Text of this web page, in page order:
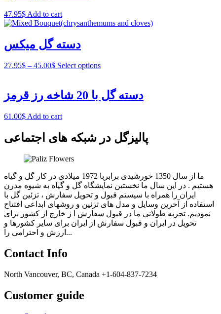
47.95$ Add to cart
دسته گل میکس
27.95$ – 45.00$ Select options
دسته گل با 20 شاخه رز قرمز
61.00$ Add to cart
پالیزگل در شبکه های اجتماعی
ما از سال 1350 خورشیدی برابربا 1972 میلادی در کار گل و گیاه
هستیم . در این سال ما نخستین نمایشگاه گل و گیاه به شیوه مدرن
ایران را همراه با سیستم قبول و تحویل سفارش ، تزئین گل با
استفاده از آخرین وسایل و مدل های تزئین و روشهای ابداعی افتتاح
نمودیم. تجربه طولانی ما در قبول سفارش ا ز خارج از کشور برای
تحویل در ایران و قبول سفارش از ایران برای سایر کشورها و
ارزش و احترامی را...
Contact Info
North Vancouver, BC, Canada +1-604-837-7234
Customer guide